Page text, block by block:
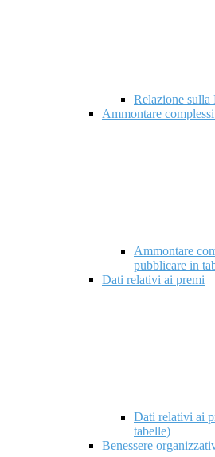
Relazione sulla
Ammontare
Ammontare
pubblicare in
Dati relativi ai premi
Dati relativi ai
tabelle)
Benessere